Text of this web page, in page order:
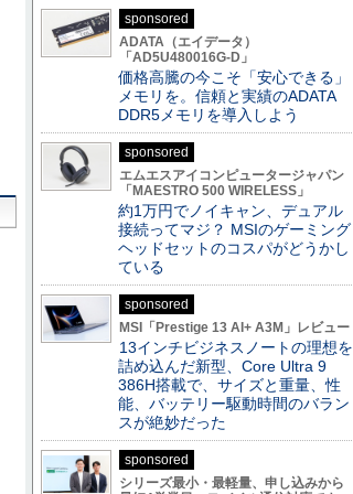
sponsored
ADATA（エイデータ）
「AD5U480016G-D」
価格高騰の今こそ「安心できる」
メモリを。信頼と実績のADATA
DDR5メモリを導入しよう
sponsored
エムエスアイコンピュータージャパン
「MAESTRO 500 WIRELESS」
約1万円でノイキャン、デュアル
接続ってマジ？ MSIのゲーミング
ヘッドセットのコスパがどうかし
ている
sponsored
MSI「Prestige 13 AI+ A3M」レビュー
13インチビジネスノートの理想を
詰め込んだ新型、Core Ultra 9
386H搭載で、サイズと重量、性
能、バッテリー駆動時間のバラン
スが絶妙だった
sponsored
シリーズ最小・最軽量、申し込みから